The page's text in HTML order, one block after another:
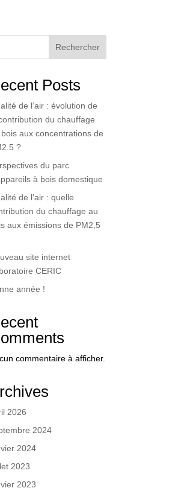
Rechercher
Posts
de l’air : évolution de
du chauffage
aux concentrations de
?
du parc
à bois domestique
de l’air : quelle
du chauffage au
aux émissions de PM2,5
site internet
CERIC
année !
commentaire à afficher.
2026
2024
2024
2023
2023